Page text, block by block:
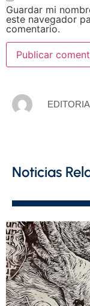
Guardar mi
este navegador
comentario.
Noticias